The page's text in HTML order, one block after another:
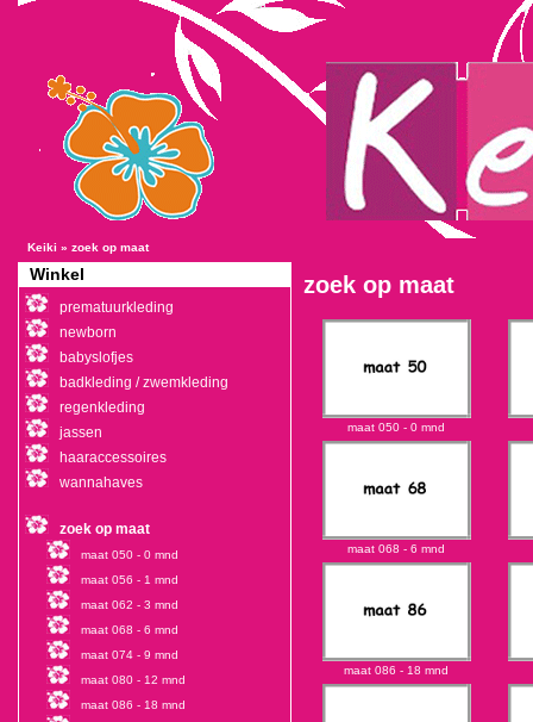
Keiki » zoek op maat
zoek op maat
maat 050 - 0 mnd
maat 068 - 6 mnd
maat 086 - 18 mnd
Winkel
prematuurkleding
newborn
babyslofjes
badkleding / zwemkleding
regenkleding
jassen
haaraccessoires
wannahaves
zoek op maat
maat 050 - 0 mnd
maat 056 - 1 mnd
maat 062 - 3 mnd
maat 068 - 6 mnd
maat 074 - 9 mnd
maat 080 - 12 mnd
maat 086 - 18 mnd